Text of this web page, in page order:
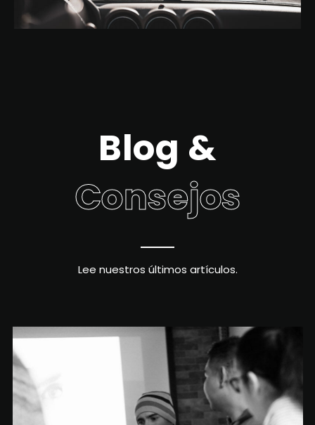
Blog &
Consejos
Lee nuestros últimos artículos.